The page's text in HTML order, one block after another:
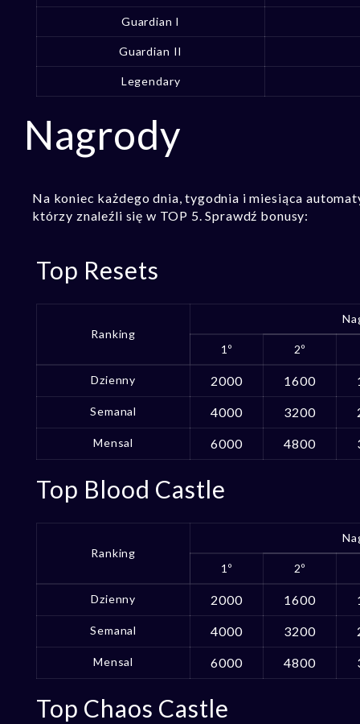
Guardian I
Guardian II
Legendary
Nagrody
Na koniec każdego dnia, tygodnia i miesiąca
którzy znaleźli się w TOP 5. Sprawdź bonusy:
Top Resets
Ranking
1º 2º
Dzienny 2000 1600
Semanal 4000 3200
Mensal 6000 4800
Top Blood Castle
Ranking
1º 2º
Dzienny 2000 1600
Semanal 4000 3200
Mensal 6000 4800
Top Chaos Castle